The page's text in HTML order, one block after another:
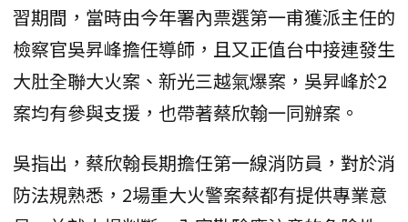
習期間，當時由今年署內票選第一甫獲派主任的
檢察官吳昇峰擔任導師，且又正值台中接連發生
大肚全聯大火案、新光三越氣爆案，吳昇峰於2
案均有參與支援，也帶著蔡欣翰一同辦案。
吳指出，蔡欣翰長期擔任第一線消防員，對於消
防法規熟悉，2場重大火警案蔡都有提供專業意